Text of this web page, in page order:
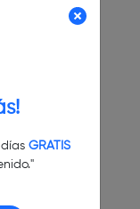
GRATIS